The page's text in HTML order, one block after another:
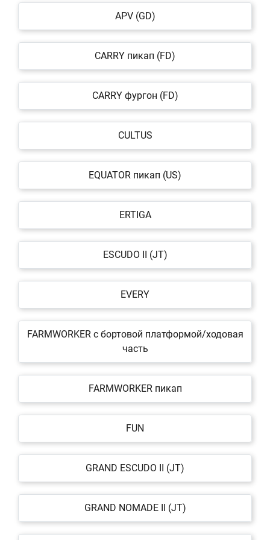
APV (GD)
CARRY пикап (FD)
CARRY фургон (FD)
CULTUS
EQUATOR пикап (US)
ERTIGA
ESCUDO II (JT)
EVERY
FARMWORKER c бортовой платформой/ходовая
часть
FARMWORKER пикап
FUN
GRAND ESCUDO II (JT)
GRAND NOMADE II (JT)